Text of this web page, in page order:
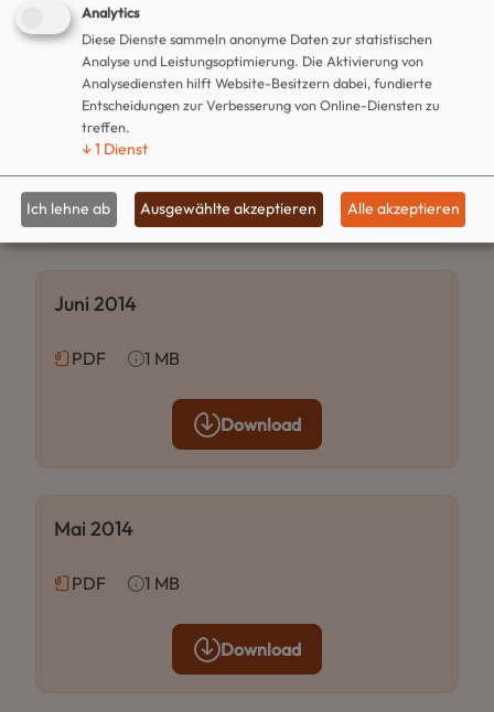
Juli 2014
PDF
Download
Juni 2014
PDF 1 MB
Download
Mai 2014
PDF 1 MB
Download
Analytics
Diese Dienste sammeln anonyme Daten zur statistischen
Analyse und Leistungsoptimierung. Die Aktivierung von
Analysediensten hilft Website-Besitzern dabei, fundierte
Entscheidungen zur Verbesserung von Online-Diensten zu
treffen.
↓1 Dienst
Ich lehne ab Ausgewählte akzeptieren Alle akzeptieren